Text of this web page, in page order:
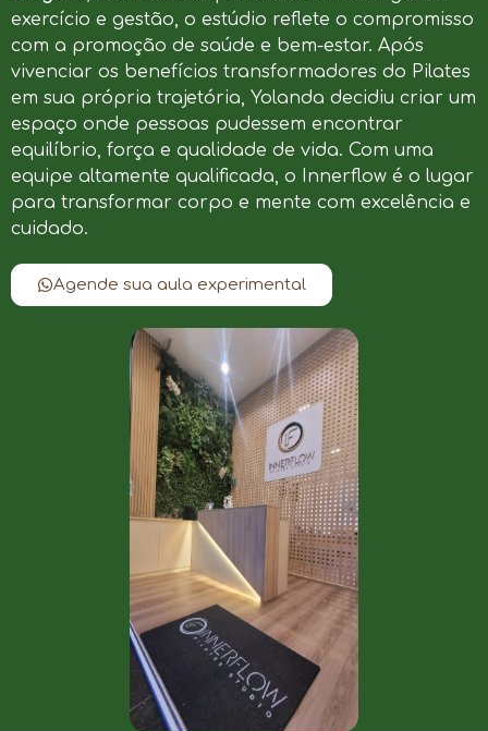
exercício e gestão, o estúdio reflete o compromisso
com a promoção de saúde e bem-estar. Após
vivenciar os benefícios transformadores do Pilates
em sua própria trajetória, Yolanda decidiu criar um
espaço onde pessoas pudessem encontrar
equilíbrio, força e qualidade de vida. Com uma
equipe altamente qualificada, o Innerflow é o lugar
para transformar corpo e mente com excelência e
cuidado.
Agende sua aula experimental